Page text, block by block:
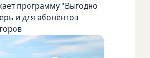
программу "Выгодно
и для абонентов